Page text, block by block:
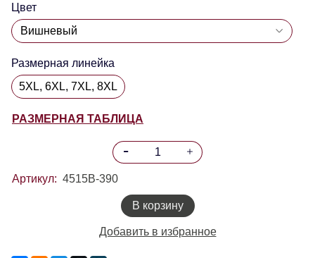
Цвет
Размерная линейка
5XL, 6XL, 7XL, 8XL
РАЗМЕРНАЯ ТАБЛИЦА
Артикул: 4515В-390
В корзину
Добавить в избранное